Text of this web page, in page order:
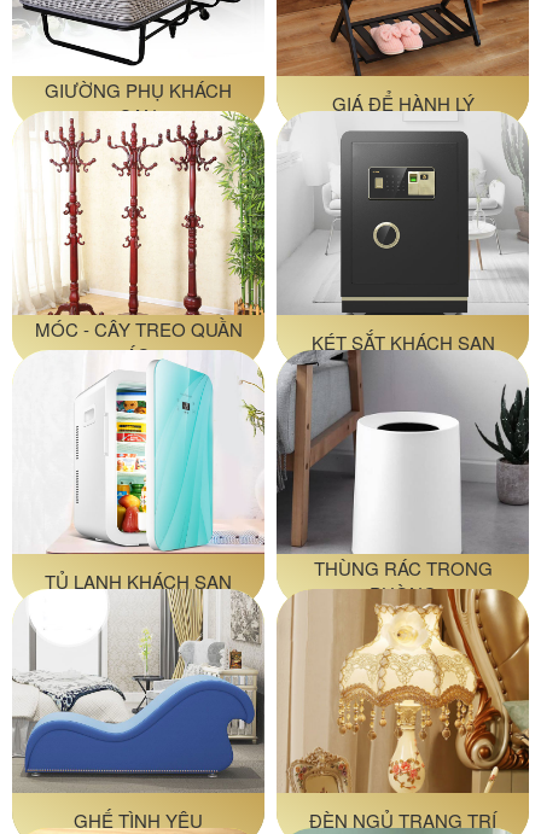
GIƯỜNG PHỤ KHÁCH
SẠN
GIÁ ĐỂ HÀNH LÝ
MÓC - CÂY TREO QUẦN
ÁO
KÉT SẮT KHÁCH SẠN
TỦ LẠNH KHÁCH SẠN
THÙNG RÁC TRONG
PHÒNG
GHẾ TÌNH YÊU ĐÈN NGỦ TRANG TRÍ